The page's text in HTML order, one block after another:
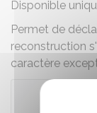
Disponible
Permet de
reconstruction
caractère